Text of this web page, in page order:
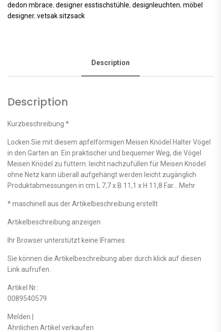
dedon mbrace, designer esstischstühle, designleuchten, möbel
designer, vetsak sitzsack
Description
Description
Kurzbeschreibung *
Locken Sie mit diesem apfelförmigen Meisen Knödel Halter Vögel
in den Garten an. Ein praktischer und bequemer Weg, die Vögel
Meisen Knödel zu füttern. leicht nachzufüllen für Meisen Knödel
ohne Netz kann überall aufgehängt werden leicht zugänglich
Produktabmessungen in cm L 7,7 x B 11,1 x H 11,8 Far… Mehr
* maschinell aus der Artikelbeschreibung erstellt
Artikelbeschreibung anzeigen
Ihr Browser unterstützt keine IFrames.
Sie können die Artikelbeschreibung aber durch klick auf diesen
Link aufrufen.
Artikel Nr.:
0089540579
Melden |
Ähnlichen Artikel verkaufen